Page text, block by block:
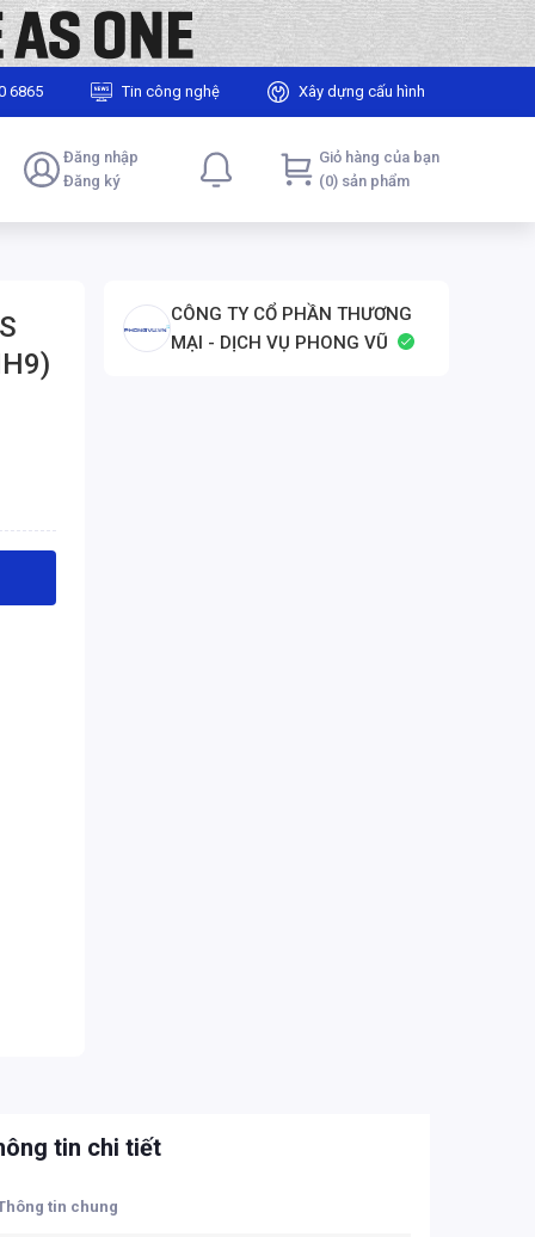
6865 Tin công nghệ Xây dựng cấu hình
Đăng nhập
Đăng ký
Giỏ hàng của bạn
(0) sản phẩm
CÔNG TY CỔ PHẦN THƯƠNG
MẠI - DỊCH VỤ PHONG VŨ
tin chi tiết
tin chung